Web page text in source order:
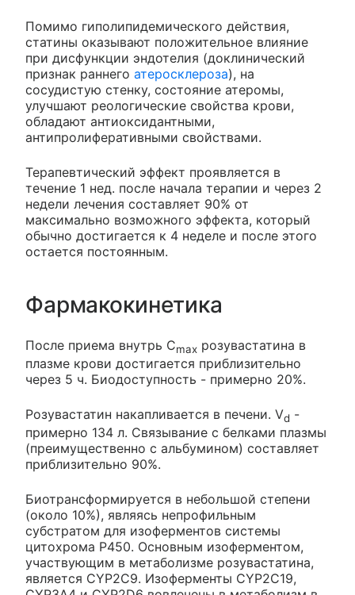
Помимо гиполипидемического действия,
статины оказывают положительное влияние
при дисфункции эндотелия (доклинический
признак раннего атеросклероза), на
сосудистую стенку, состояние атеромы,
улучшают реологические свойства крови,
обладают антиоксидантными,
антипролиферативными свойствами.
Терапевтический эффект проявляется в
течение 1 нед. после начала терапии и через 2
недели лечения составляет 90% от
максимально возможного эффекта, который
обычно достигается к 4 неделе и после этого
остается постоянным.
Фармакокинетика
После приема внутрь Cmax розувастатина в
плазме крови достигается приблизительно
через 5 ч. Биодоступность - примерно 20%.
Розувастатин накапливается в печени. Vd -
примерно 134 л. Связывание с белками плазмы
(преимущественно с альбумином) составляет
приблизительно 90%.
Биотрансформируется в небольшой степени
(около 10%), являясь непрофильным
субстратом для изоферментов системы
цитохрома Р450. Основным изоферментом,
участвующим в метаболизме розувастатина,
является CYP2C9. Изоферменты CYP2C19,